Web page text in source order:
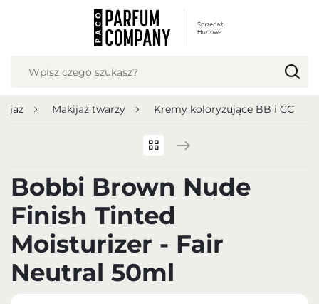
Makijaż twarzy Kremy koloryzujące BB i CC
Bobbi Brown Nude
Finish Tinted
Moisturizer - Fair
Neutral 50ml
USTAWIENIA REGIONALNE
Język
Polish zloty (PLN)
ZAPISZ